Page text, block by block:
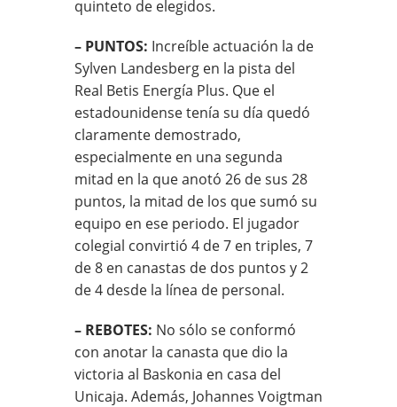
quinteto de elegidos.
– PUNTOS: Increíble actuación la de
Sylven Landesberg en la pista del
Real Betis Energía Plus. Que el
estadounidense tenía su día quedó
claramente demostrado,
especialmente en una segunda
mitad en la que anotó 26 de sus 28
puntos, la mitad de los que sumó su
equipo en ese periodo. El jugador
colegial convirtió 4 de 7 en triples, 7
de 8 en canastas de dos puntos y 2
de 4 desde la línea de personal.
– REBOTES: No sólo se conformó
con anotar la canasta que dio la
victoria al Baskonia en casa del
Unicaja. Además, Johannes Voigtman